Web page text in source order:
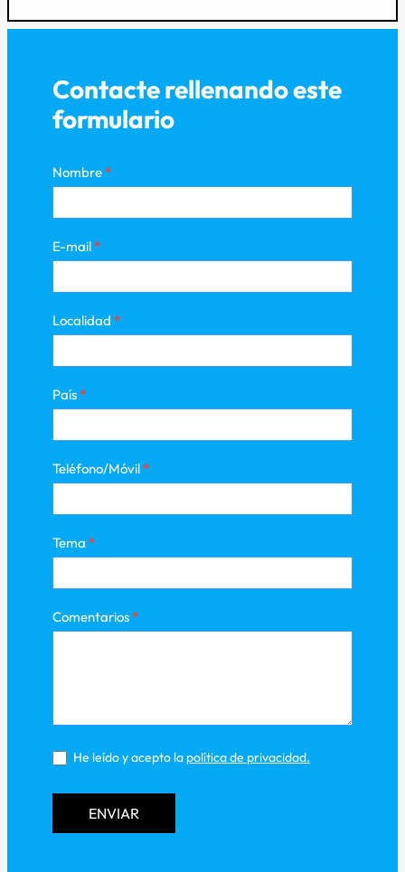
Contacte rellenando este
formulario
Nombre*
E-mail*
Localidad *
País*
Teléfono/Móvil*
Tema *
Comentarios*
He leído y acepto la política de privacidad.